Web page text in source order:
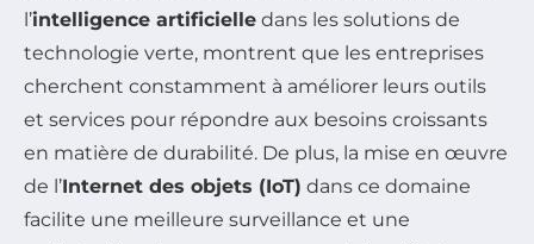
l’intelligence artificielle dans les solutions de
technologie verte, montrent que les entreprises
cherchent constamment à améliorer leurs outils
et services pour répondre aux besoins croissants
en matière de durabilité. De plus, la mise en œuvre
de l’Internet des objets (IoT) dans ce domaine
facilite une meilleure surveillance et une